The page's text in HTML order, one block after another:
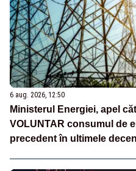
6 aug. 2026, 12:50
Ministerul Energiei, apel
VOLUNTAR consumul de
precedent în ultimele